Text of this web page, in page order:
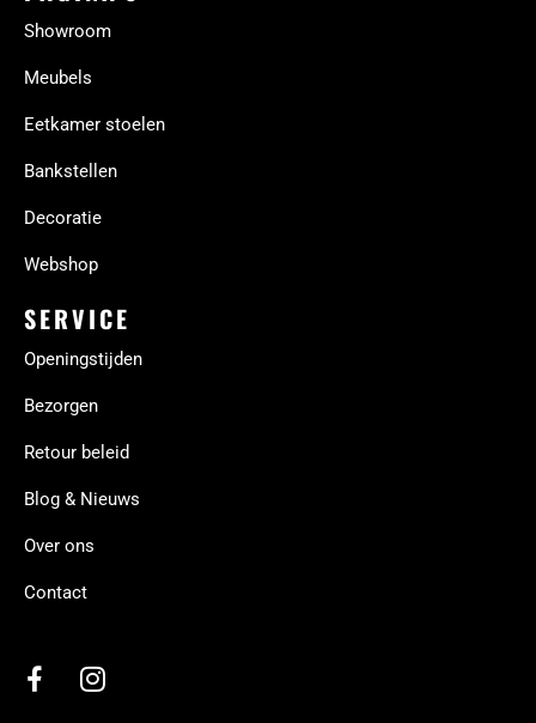
Showroom
Meubels
Eetkamer stoelen
Bankstellen
Decoratie
Webshop
SERVICE
Openingstijden
Bezorgen
Retour beleid
Blog & Nieuws
Over ons
Contact